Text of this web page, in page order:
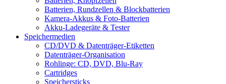
Batterien, Rundzellen & Blockbatterien
Kamera-Akkus & Foto-Batterien
Akku-Ladegeräte & Tester
Speichermedien
CD/DVD & Datenträger-Etiketten
Datenträger-Organisation
Rohlinge: CD, DVD, Blu-Ray
Cartridges
Speichersticks